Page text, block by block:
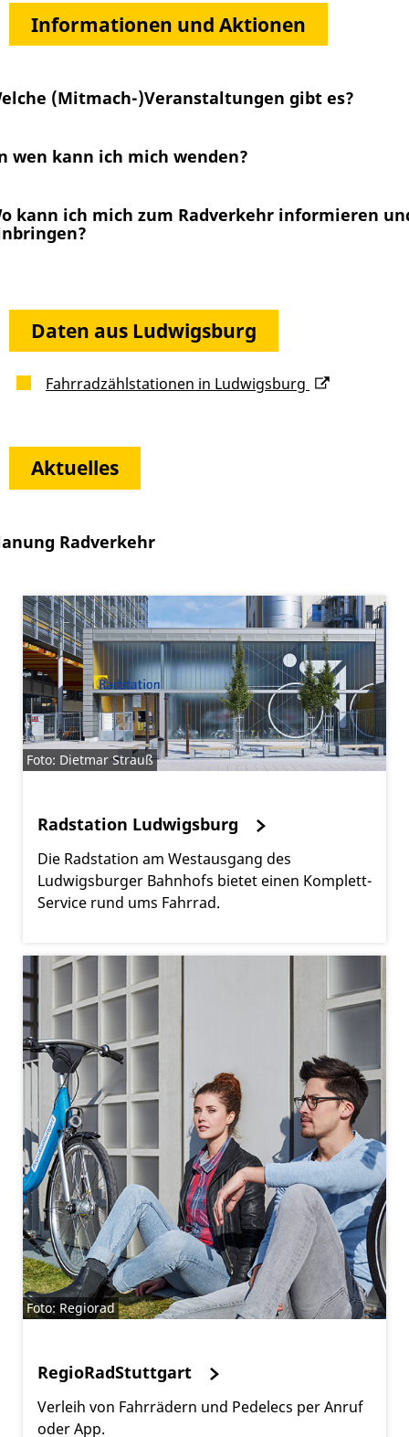
Informationen und Aktionen
(Mitmach-)Veranstaltungen gibt es?
wen kann ich mich wenden?
kann ich mich zum Radverkehr informieren
Daten aus Ludwigsburg
Fahrradzählstationen in Ludwigsburg
Aktuelles
Radverkehr
Foto: Dietmar Strauß
Radstation Ludwigsburg
Die Radstation am Westausgang des
Ludwigsburger Bahnhofs bietet einen Komplett-
Service rund ums Fahrrad.
Foto: Regiorad
RegioRadStuttgart
Verleih von Fahrrädern und Pedelecs per Anruf
oder App.